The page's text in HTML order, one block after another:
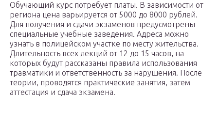
Обучающий курс потребует платы. В зависимости от
региона цена варьируется от 5000 до 8000 рублей.
Для получения и сдачи экзаменов предусмотрены
специальные учебные заведения. Адреса можно
узнать в полицейском участке по месту жительства.
Длительность всех лекций от 12 до 15 часов, на
которых будут рассказаны правила использования
травматики и ответственность за нарушения. После
теории, проводятся практические занятия, затем
аттестация и сдача экзамена.